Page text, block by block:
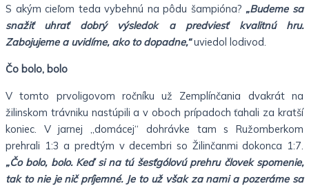
S akým cieľom teda vybehnú na pôdu šampióna? „Budeme sa
snažiť uhrať dobrý výsledok a predviesť kvalitnú hru.
Zabojujeme a uvidíme, ako to dopadne,“uviedol lodivod.
Čo bolo, bolo
V tomto prvoligovom ročníku už Zemplínčania dvakrát na
žilinskom trávniku nastúpili a v oboch prípadoch ťahali za kratší
koniec. V jarnej „domácej“ dohrávke tam s Ružomberkom
prehrali 1:3 a predtým v decembri so Žilinčanmi dokonca 1:7.
„Čo bolo, bolo. Keď si na tú šesťgólovú prehru človek spomenie,
tak to nie je nič príjemné. Je to už však za nami a pozeráme sa